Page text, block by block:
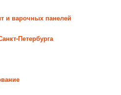
и варочных панелей
Петербурга